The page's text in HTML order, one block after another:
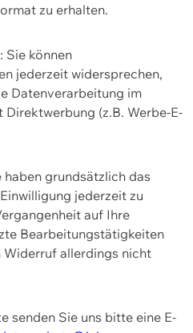
zu erhalten.
Sie können
jederzeit widersprechen,
Datenverarbeitung im
Direktwerbung (z.B. Werbe-E-
grundsätzlich das
jederzeit zu
auf Ihre
Bearbeitungstätigkeiten
Widerruf allerdings nicht
senden Sie uns bitte eine E-